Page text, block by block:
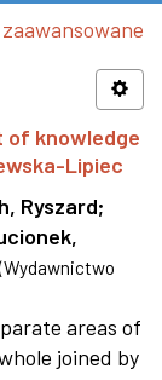
of knowledge
Lipiec
Ryszard;
(Wydawnictwo
areas of
joined by